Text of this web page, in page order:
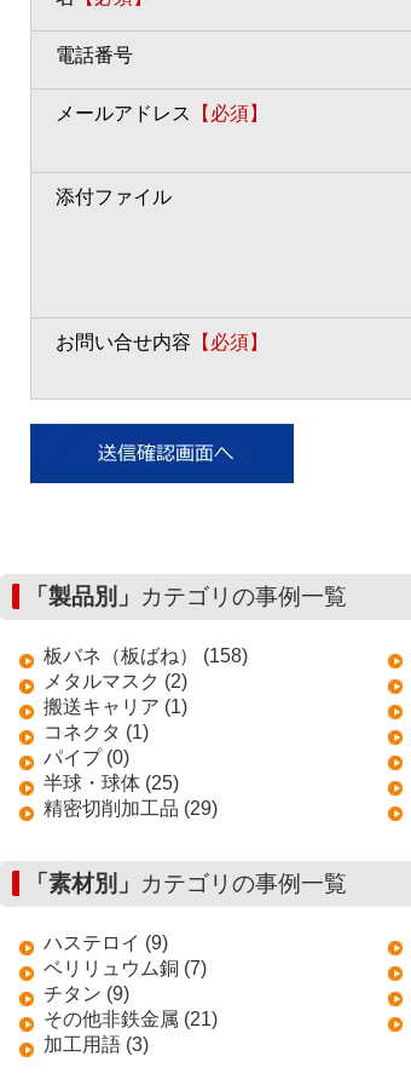
電話番号
メールアドレス
【必須】
添付ファイル
お問い合せ内容 【必須】
「製品別」 カテゴリの事例一覧
板バネ（板ばね） (158)
メタルマスク (2)
搬送キャリア (1)
コネクタ (1)
パイプ (0)
半球・球体 (25)
精密切削加工品 (29)
「素材別」 カテゴリの事例一覧
ハステロイ (9)
ベリリュウム銅 (7)
チタン (9)
その他非鉄金属 (21)
加工用語 (3)